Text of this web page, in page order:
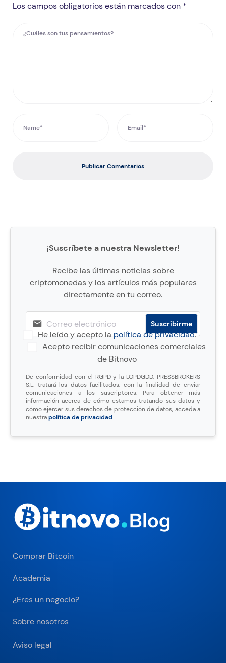
Los campos obligatorios están marcados con *
Publicar Comentarios
¡Suscríbete a nuestra Newsletter!
Recibe las últimas noticias sobre
criptomonedas y los artículos más populares
directamente en tu correo.
He leído y acepto lapolítica de privacidad.
Acepto recibir comunicaciones comerciales
de Bitnovo
De conformidad con el RGPD y la LOPDGDD, PRESSBROKERS
S.L. tratará los datos facilitados, con la finalidad de enviar
comunicaciones a los suscriptores. Para obtener más
información acerca de cómo estamos tratando sus datos y
cómo ejercer sus derechos de protección de datos, acceda a
nuestrapolítica de privacidad.
Comprar Bitcoin
Academia
¿Eres un negocio?
Sobre nosotros
Aviso legal